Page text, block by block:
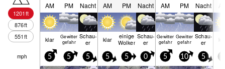
1201ft
876ft
551ft
AM PM Nacht AM PM Nacht AM PM Nacht
klar
Gewitter
gefahr
Schau­
er klar einige
Wolken
Schau­
er
Gewitter
gefahr
Gewitter
gefahr
Schau­
er
mph 5 5 5 5 5 0 5 10 5